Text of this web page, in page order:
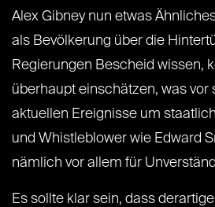
Alex Gibney nun etwas
als Bevölkerung über die
Regierungen Bescheid wissen,
überhaupt einschätzen, was vor
aktuellen Ereignisse um
und Whistleblower wie Edward
nämlich vor allem für
Es sollte klar sein, dass derartige